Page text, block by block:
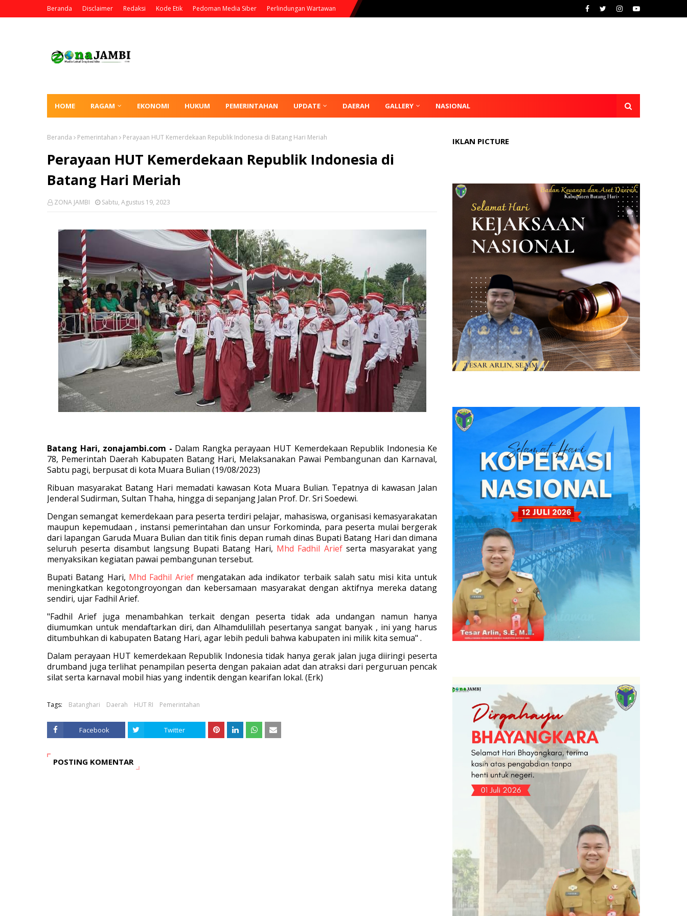
Beranda Disclaimer Redaksi Kode Etik Pedoman Media Siber Perlindungan Wartawan
HOME RAGAM EKONOMI HUKUM PEMERINTAHAN UPDATE DAERAH GALLERY NASIONAL
Beranda Pemerintahan Perayaan HUT Kemerdekaan Republik Indonesia di Batang Hari Meriah
Perayaan HUT Kemerdekaan Republik Indonesia di
Batang Hari Meriah
ZONA JAMBI Sabtu, Agustus 19, 2023
Batang Hari, zonajambi.com - Dalam Rangka perayaan HUT Kemerdekaan Republik Indonesia Ke
78, Pemerintah Daerah Kabupaten Batang Hari, Melaksanakan Pawai Pembangunan dan Karnaval,
Sabtu pagi, berpusat di kota Muara Bulian (19/08/2023)
Ribuan masyarakat Batang Hari memadati kawasan Kota Muara Bulian. Tepatnya di kawasan Jalan
Jenderal Sudirman, Sultan Thaha, hingga di sepanjang Jalan Prof. Dr. Sri Soedewi.
Dengan semangat kemerdekaan para peserta terdiri pelajar, mahasiswa, organisasi kemasyarakatan
maupun kepemudaan , instansi pemerintahan dan unsur Forkominda, para peserta mulai bergerak
dari lapangan Garuda Muara Bulian dan titik finis depan rumah dinas Bupati Batang Hari dan dimana
seluruh peserta disambut langsung Bupati Batang Hari, Mhd Fadhil Arief serta masyarakat yang
menyaksikan kegiatan pawai pembangunan tersebut.
Bupati Batang Hari, Mhd Fadhil Arief mengatakan ada indikator terbaik salah satu misi kita untuk
meningkatkan kegotongroyongan dan kebersamaan masyarakat dengan aktifnya mereka datang
sendiri, ujar Fadhil Arief.
"Fadhil Arief juga menambahkan terkait dengan peserta tidak ada undangan namun hanya
diumumkan untuk mendaftarkan diri, dan Alhamdulillah pesertanya sangat banyak , ini yang harus
ditumbuhkan di kabupaten Batang Hari, agar lebih peduli bahwa kabupaten ini milik kita semua" .
Dalam perayaan HUT kemerdekaan Republik Indonesia tidak hanya gerak jalan juga diiringi peserta
drumband juga terlihat penampilan peserta dengan pakaian adat dan atraksi dari perguruan pencak
silat serta karnaval mobil hias yang indentik dengan kearifan lokal. (Erk)
Tags: Batanghari Daerah HUT RI Pemerintahan
Facebook Twitter
POSTING KOMENTAR
IKLAN PICTURE